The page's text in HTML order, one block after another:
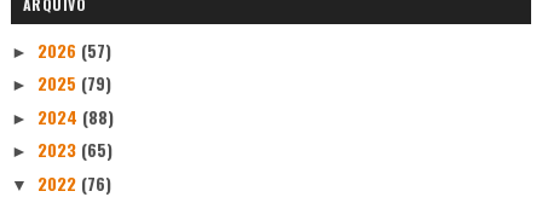
ARQUIVO
► 2026 (57)
► 2025 (79)
► 2024 (88)
► 2023 (65)
▼ 2022 (76)